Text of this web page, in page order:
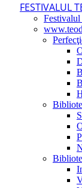
FESTIVALUL